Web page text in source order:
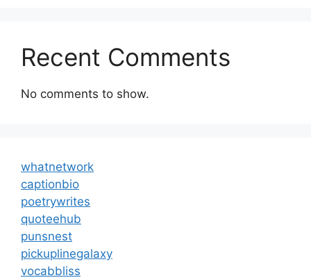
Recent Comments
No comments to show.
whatnetwork
captionbio
poetrywrites
quoteehub
punsnest
pickuplinegalaxy
vocabbliss